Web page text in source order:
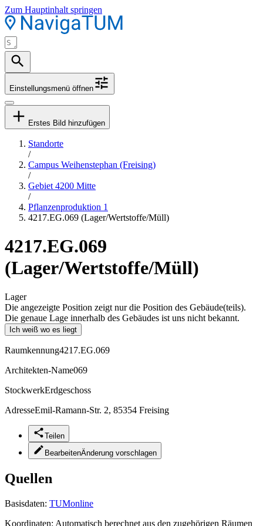
Zum Hauptinhalt springen
Einstellungsmenü öffnen
Erstes Bild hinzufügen
Standorte
/
Campus Weihenstephan (Freising)
/
Gebiet 4200 Mitte
/
Pflanzenproduktion 1
4217.EG.069 (Lager/Wertstoffe/Müll)
4217.EG.069
(Lager/Wertstoffe/Müll)
Lager
Die angezeigte Position zeigt nur die Position des Gebäude(teils).
Die genaue Lage innerhalb des Gebäudes ist uns nicht bekannt.
Ich weiß wo es liegt
Raumkennung4217.EG.069
Architekten-Name069
StockwerkErdgeschoss
AdresseEmil-Ramann-Str. 2, 85354 Freising
Teilen
BearbeitenÄnderung vorschlagen
Quellen
Basisdaten: TUMonline
Koordinaten: Automatisch berechnet aus den zugehörigen Räumen